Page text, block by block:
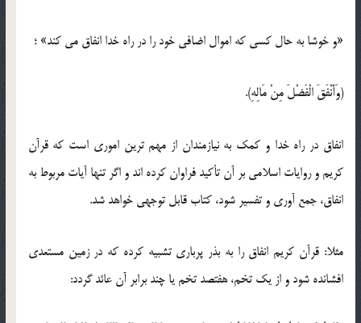
«و خوشا به حال کسی که اموال اضافی خود را در راه خدا انفاق می کند» ؛
(وَأَنْفَقَ الْفَضْلَ مِنْ مَالِهِ).
انفاق در راه خدا و کمک به نیازمندان از مهم ترین اموری است که قرآن
کریم و روایات اسلامی بر آن تأکید فراوان کرده اند و اگر تنها آیات مربوط به
انفاق، جمع آوری و تفسیر شود، کتاب قابل توجهی خواهد شد.
مثلا: قرآن کریم انفاق را به بذر پرباری تشبیه کرده که در زمین مستعدی
افشانده شود و از یک تخم، هفتصد تخم یا چند برابر آن عائد گردد: